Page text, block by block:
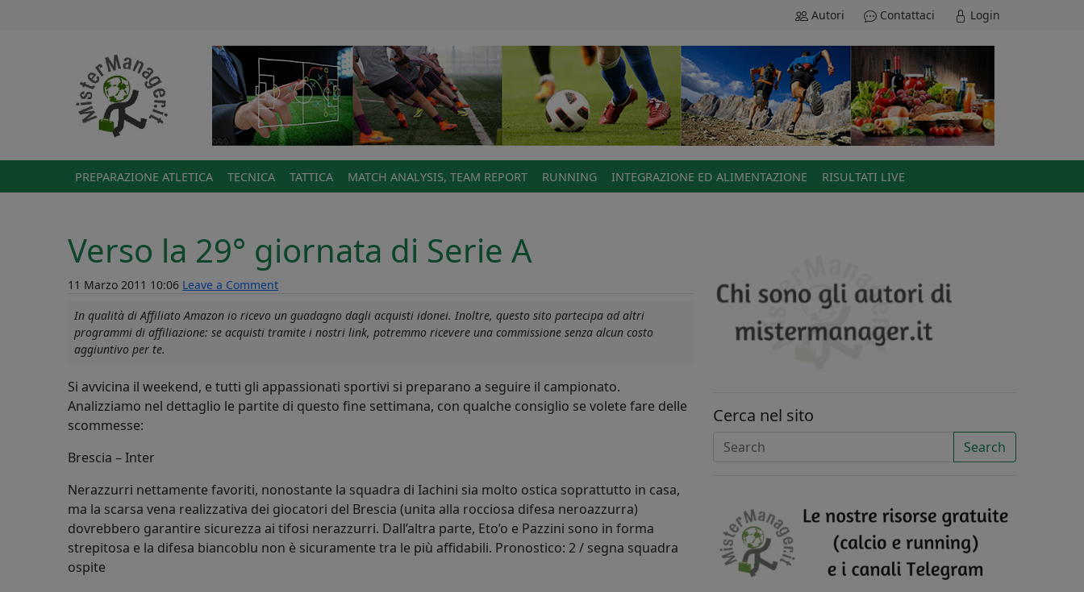
Autori Contattaci Login
PREPARAZIONE ATLETICA TECNICA TATTICA MATCH ANALYSIS, TEAM REPORT RUNNING INTEGRAZIONE ED ALIMENTAZIONE RISULTATI LIVE
Verso la 29° giornata di Serie A
11 Marzo 2011 10:06 Leave a Comment
In qualità di Affiliato Amazon io ricevo un guadagno dagli acquisti idonei. Inoltre, questo sito partecipa ad altri
programmi di affiliazione: se acquisti tramite i nostri link, potremmo ricevere una commissione senza alcun costo
aggiuntivo per te.
Si avvicina il weekend, e tutti gli appassionati sportivi si preparano a seguire il campionato.
Analizziamo nel dettaglio le partite di questo fine settimana, con qualche consiglio se volete fare delle
scommesse:
Brescia – Inter
Nerazzurri nettamente favoriti, nonostante la squadra di Iachini sia molto ostica soprattutto in casa,
ma la scarsa vena realizzativa dei giocatori del Brescia (unita alla rocciosa difesa neroazzurra)
dovrebbero garantire sicurezza ai tifosi nerazzurri. Dall’altra parte, Eto’o e Pazzini sono in forma
strepitosa e la difesa biancoblu non è sicuramente tra le più affidabili. Pronostico: 2 / segna squadra
ospite
Cerca nel sito
Search